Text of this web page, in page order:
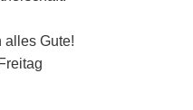
alles Gute!